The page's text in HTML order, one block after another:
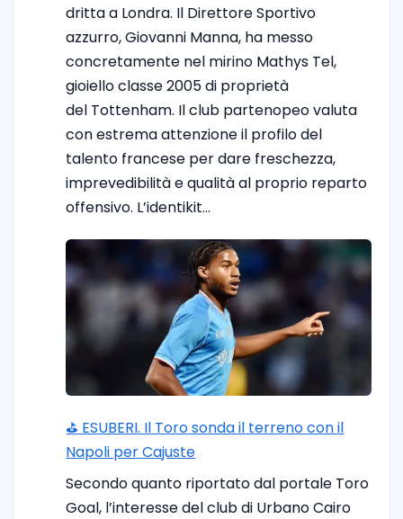
dritta a Londra. Il Direttore Sportivo
azzurro, Giovanni Manna, ha messo
concretamente nel mirino Mathys Tel,
gioiello classe 2005 di proprietà
del Tottenham. Il club partenopeo valuta
con estrema attenzione il profilo del
talento francese per dare freschezza,
imprevedibilità e qualità al proprio reparto
offensivo. L’identikit…
⛳ ESUBERI. Il Toro sonda il terreno con il
Napoli per Cajuste
Secondo quanto riportato dal portale Toro
Goal, l’interesse del club di Urbano Cairo